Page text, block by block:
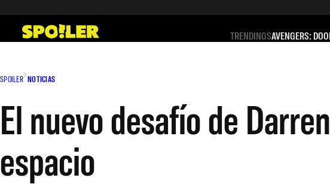
contenido
TRENDINGSAVENGERS:
SPOILER NOTICIAS
El nuevo desafío de
espacio